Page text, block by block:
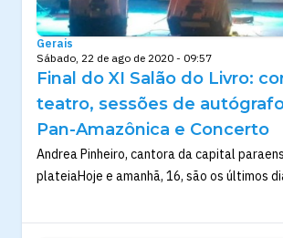
Gerais
Sábado, 22 de ago de 2020 - 09:57
Final do XI Salão do Livro:
teatro, sessões de
Pan-Amazônica e Concerto
Andrea Pinheiro, cantora da capital
plateiaHoje e amanhã, 16, são os últimos